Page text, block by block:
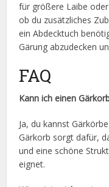
für größere Laibe
ob du zusätzliches
ein Abdecktuch
Gärung abzudecken
FAQ
Kann ich einen
Ja, du kannst
Gärkorb sorgt dafür,
und eine schöne
eignet.